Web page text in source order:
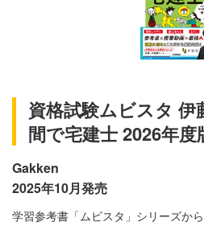
資格試験ムビスタ
間で宅建士 2026年度
Gakken
2025年10月発売
学習参考書「ムビスタ」シリーズか